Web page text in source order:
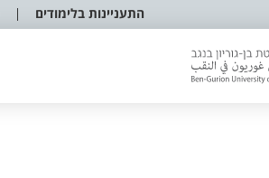
התעניינות בלימודים